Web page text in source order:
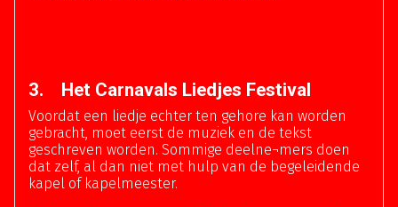
3. Het Carnavals Liedjes Festival
Voordat een liedje echter ten gehore kan worden
gebracht, moet eerst de muziek en de tekst
geschreven worden. Sommige deelne¬mers doen
dat zelf, al dan niet met hulp van de begeleidende
kapel of kapelmeester.